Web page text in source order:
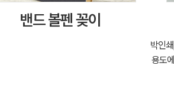
밴드 볼펜 꽂이
박인
용도